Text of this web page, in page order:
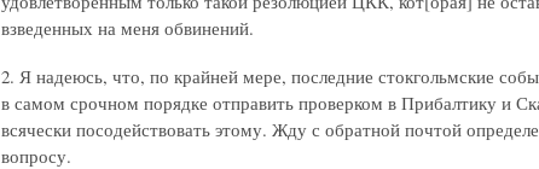
взведенных на меня обвинений.
2. Я надеюсь, что, по крайней мере, последние стокгольмские
в самом срочном порядке отправить проверком в Прибалтику и
всячески посодействовать этому. Жду с обратной почтой
вопросу.